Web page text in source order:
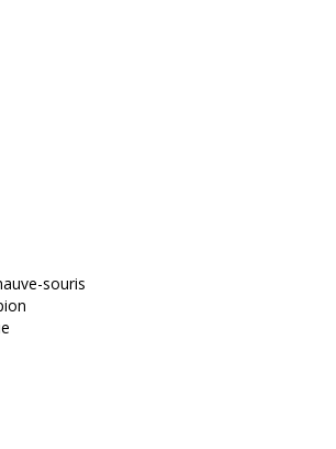
souris